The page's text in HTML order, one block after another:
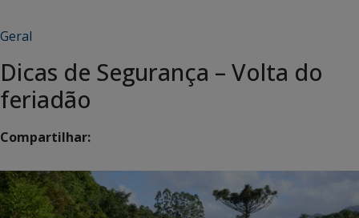
Geral
Dicas de Segurança – Volta do
feriadão
Compartilhar: